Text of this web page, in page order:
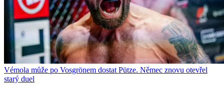
Vémola může po Vosgrönem dostat Pütze. Němec znovu otevřel
starý duel